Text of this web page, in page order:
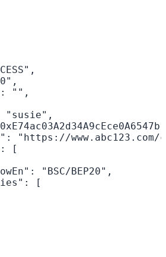
"",
"susie",
"https://www.abc123.com/
[
"BSC/BEP20",
[